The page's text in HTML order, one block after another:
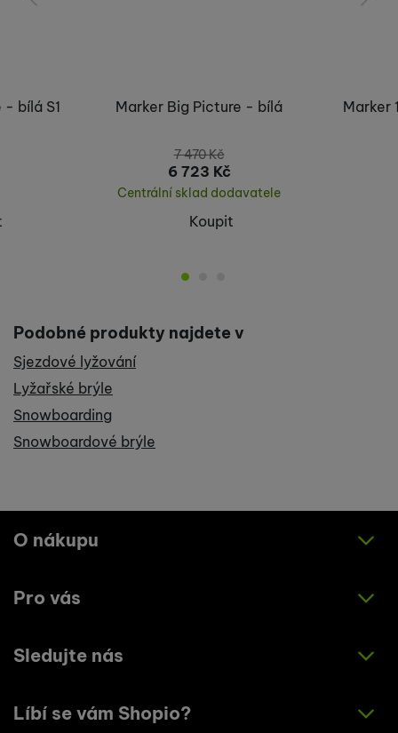
Marker Big Picture - bílá
7 470Kč
6 723 Kč
Centrální sklad dodavatele
Koupit
Marker
- bílá S1
Podobné produkty najdete v
Sjezdové lyžování
Lyžařské brýle
Snowboarding
Snowboardové brýle
O nákupu
Jak nakupovat
Zásady ochrany osobních údajů
Pro vás
O nás
Sledujte nás
Instagram
Líbí se vám Shopio?